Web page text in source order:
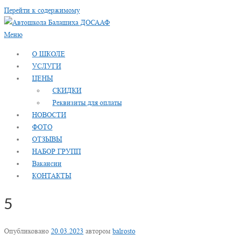
Перейти к содержимому
Меню
О ШКОЛЕ
УСЛУГИ
ЦЕНЫ
СКИДКИ
Реквизиты для оплаты
НОВОСТИ
ФОТО
ОТЗЫВЫ
НАБОР ГРУПП
Вакансии
КОНТАКТЫ
5
Опубликовано 20.03.2023 автором balrosto